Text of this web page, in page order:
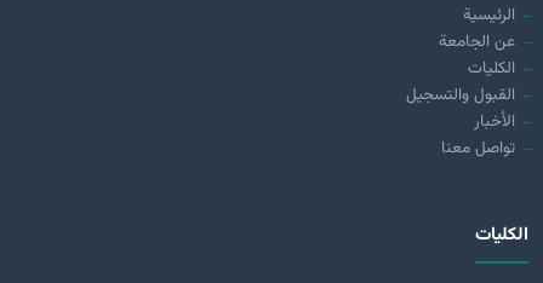
الرئيسية
عن الجامعة
الكليات
القبول والتسجيل
الأخبار
تواصل معنا
الكليات